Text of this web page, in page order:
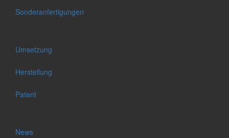
Sonderanfertigungen
Umsetzung
Herstellung
Patent
News